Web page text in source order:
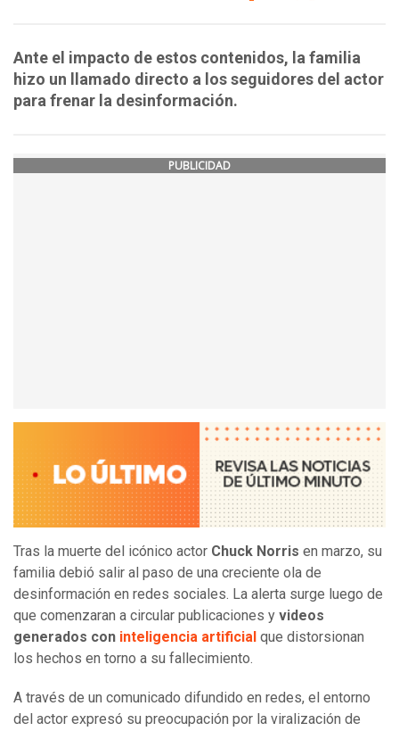
Ante el impacto de estos contenidos, la familia
hizo un llamado directo a los seguidores del actor
para frenar la desinformación.
PUBLICIDAD
Tras la muerte del icónico actor Chuck Norris en marzo, su
familia debió salir al paso de una creciente ola de
desinformación en redes sociales. La alerta surge luego de
que comenzaran a circular publicaciones y videos
generados con inteligencia artificial que distorsionan
los hechos en torno a su fallecimiento.
A través de un comunicado difundido en redes, el entorno
del actor expresó su preocupación por la viralización de